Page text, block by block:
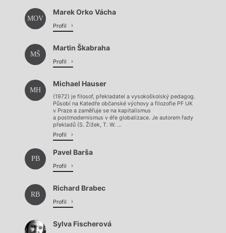
MOV
Marek Orko Vácha
Profil
MŠ
Martin Škabraha
Profil
MH
Michael Hauser
(1972) je filosof, překladatel a vysokoškolský pedagog.
Působí na Katedře občanské výchovy a filozofie PF UK
v Praze a zaměřuje se na kapitalismus
a postmodernismus v éře globalizace. Je autorem řady
překladů (S. Žižek, T. W. ...
Profil
PB
Pavel Barša
Profil
RB
Richard Brabec
Profil
Sylva Fischerová